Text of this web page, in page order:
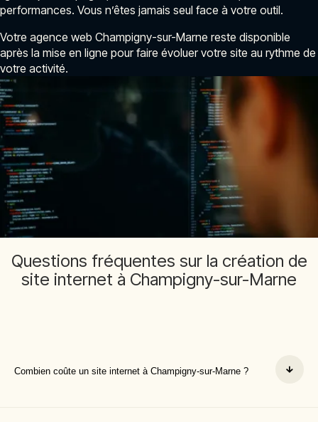
performances. Vous n’êtes jamais seul face à votre outil.
Votre agence web Champigny-sur-Marne reste disponible
après la mise en ligne pour faire évoluer votre site au rythme de
votre activité.
Questions fréquentes sur la création de
site internet à Champigny-sur-Marne
Combien coûte un site internet à Champigny-sur-Marne ?